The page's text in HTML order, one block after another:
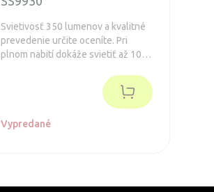
Svietivosť 350 lumenov a kvalitné
prevedenie určite oceníte. Pri
plnom nabití dokáže svietiť až 10
Vypredané